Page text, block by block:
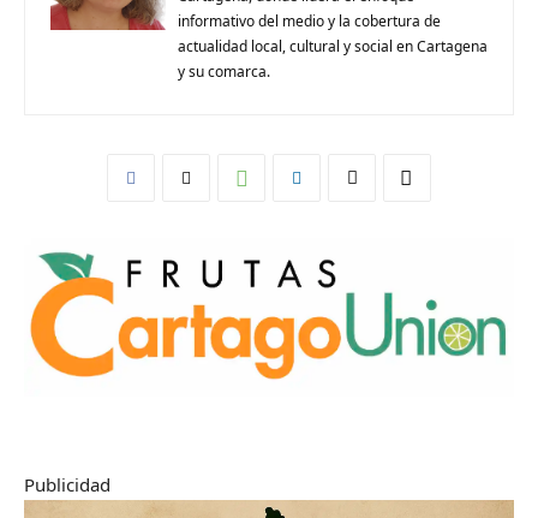
informativo del medio y la cobertura de
actualidad local, cultural y social en Cartagena
y su comarca.
Publicidad